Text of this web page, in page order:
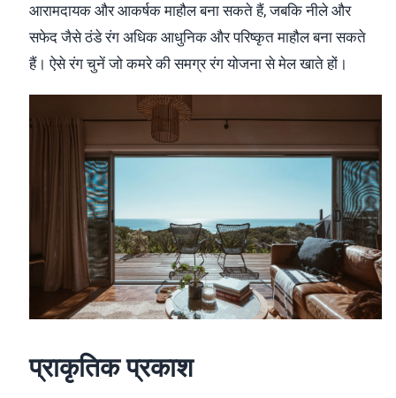
आरामदायक और आकर्षक माहौल बना सकते हैं, जबकि नीले और
सफेद जैसे ठंडे रंग अधिक आधुनिक और परिष्कृत माहौल बना सकते
हैं। ऐसे रंग चुनें जो कमरे की समग्र रंग योजना से मेल खाते हों।
प्राकृतिक प्रकाश